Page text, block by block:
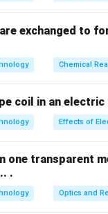
तयार होतो.
रूपांतर नवीन संयुगांत
तर रासायनिक
exchanged to
Chemical
coil in an electric
Effects of
one transparent
.
Optics and